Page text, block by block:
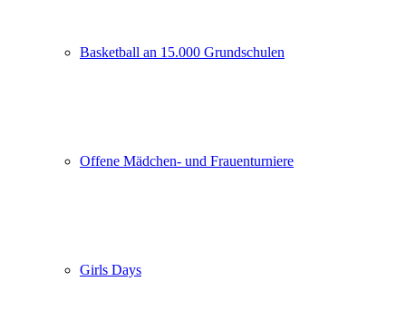
Basketball an 15.000 Grundschulen
Offene Mädchen- und Frauenturniere
Girls Days